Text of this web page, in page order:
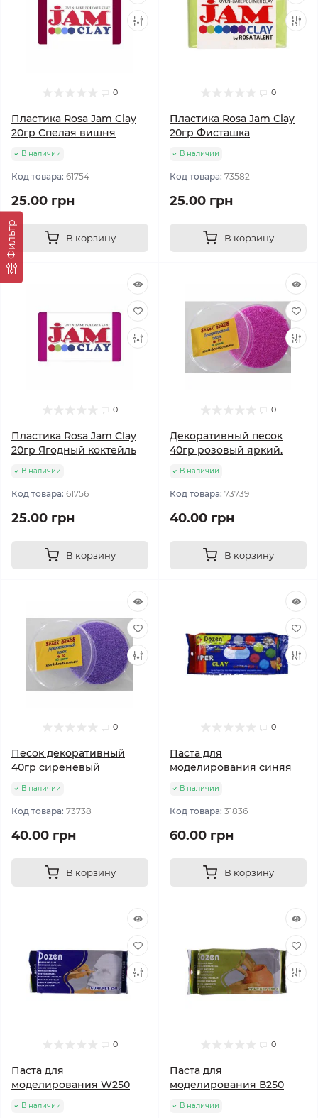
Фильтр
0
Пластика Rosa Jam Clay
20гр Спелая вишня
В наличии
Код товара: 61754
25.00 грн
В корзину
0
Пластика Rosa Jam Clay
20гр Фисташка
В наличии
Код товара: 73582
25.00 грн
В корзину
0
Пластика Rosa Jam Clay
20гр Ягодный коктейль
В наличии
Код товара: 61756
25.00 грн
В корзину
0
Декоративный песок
40гр розовый яркий.
В наличии
Код товара: 73739
40.00 грн
В корзину
0
Песок декоративный
40гр сиреневый
В наличии
Код товара: 73738
40.00 грн
В корзину
0
Паста для
моделирования синяя
В наличии
Код товара: 31836
60.00 грн
В корзину
0
Паста для
моделирования W250
В наличии
0
Паста для
моделирования В250
В наличии